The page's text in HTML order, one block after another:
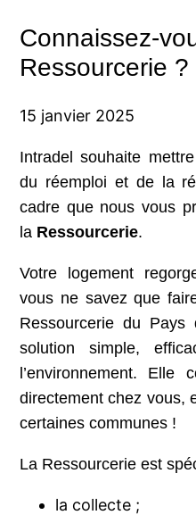
Connaissez-
Ressourcerie ?
15 janvier 2025
Intradel souhaite
du réemploi et de la
cadre que nous vous
la Ressourcerie.
Votre logement
vous ne savez que
Ressourcerie du
solution simple,
l’environnement. Elle
directement chez vous,
certaines communes !
La Ressourcerie est
la collecte ;